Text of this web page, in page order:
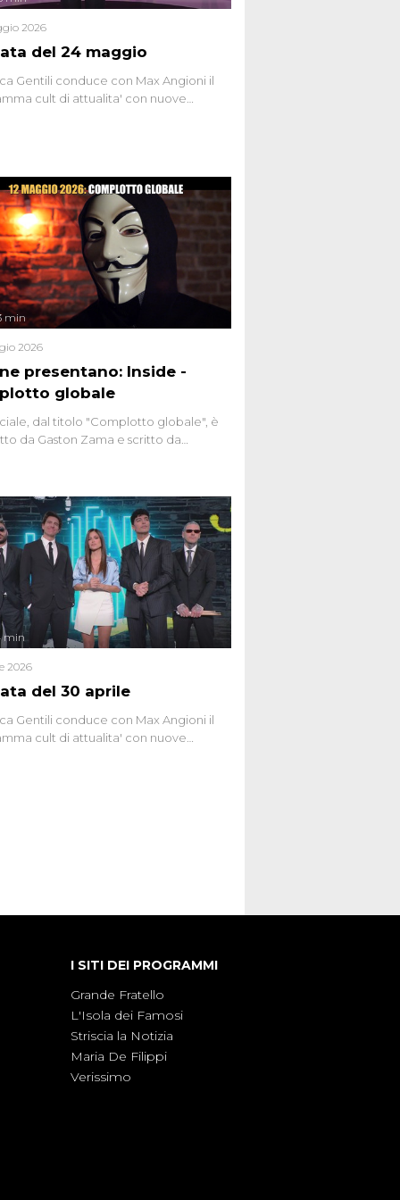
del 24 maggio
2026
Gentili conduce con Max Angioni il
cult di attualita' con nuove
presentano: Inside -
globale
min
2026
dal titolo "Complotto globale", è
da Gaston Zama e scritto da
dei sospetti globali e del
che negli ultimi anni hanno
network, talk show, piazze digitali
collettivo.
del 30 aprile
min
2026
Gentili conduce con Max Angioni il
cult di attualita' con nuove
I SITI DEI PROGRAMMI
Grande Fratello
L'Isola dei Famosi
Striscia la Notizia
Maria De Filippi
Verissimo